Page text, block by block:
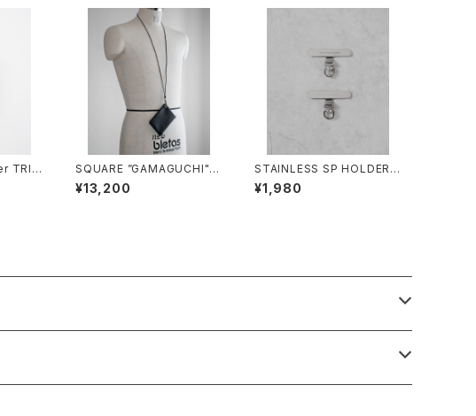
TRI-
301
つ折
SQUARE ”GAMAGUCHI" N
ECK STRAP/3048#1/スク
エアがま口 ネックストラップ
¥13,200
STAINLESS SP HOLDER/1
997#1/回転式ステンレス ス
マホホルダー2P
¥1,980